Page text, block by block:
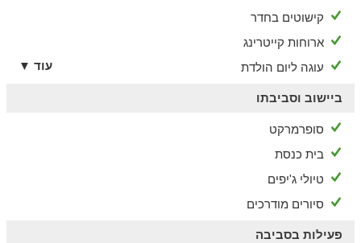
קישוטים בחדר
ארוחות קייטרינג
עוגה ליום הולדת
עוד ▼
ביישוב וסביבתו
סופרמרקט
בית כנסת
טיולי ג'יפים
סיורים מודרכים
פעילות בסביבה